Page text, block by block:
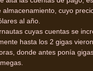
almacenamiento, cuyo
al año.
cuyas cuentas se
hasta los 2 gigas
donde antes ponía